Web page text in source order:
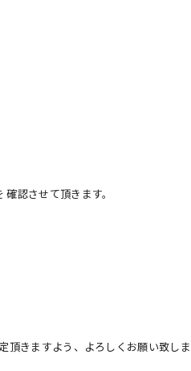
させて頂きます。
ますよう、よろしくお願い致しま